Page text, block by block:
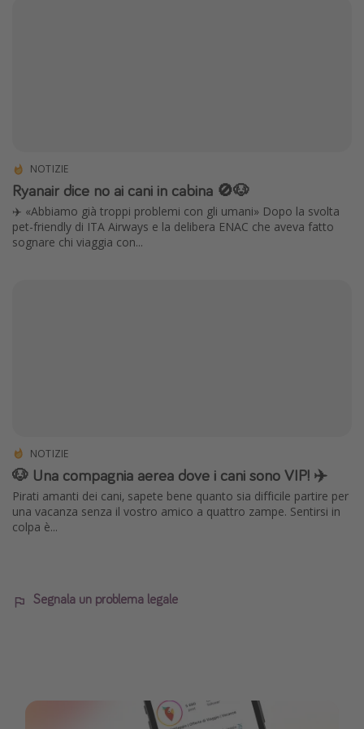
NOTIZIE
Ryanair dice no ai cani in cabina 🚫🐶
✈️ «Abbiamo già troppi problemi con gli umani» Dopo la svolta
pet-friendly di ITA Airways e la delibera ENAC che aveva fatto
sognare chi viaggia con...
NOTIZIE
🐶 Una compagnia aerea dove i cani sono VIP! ✈️
Pirati amanti dei cani, sapete bene quanto sia difficile partire per
una vacanza senza il vostro amico a quattro zampe. Sentirsi in
colpa è...
Segnala un problema legale